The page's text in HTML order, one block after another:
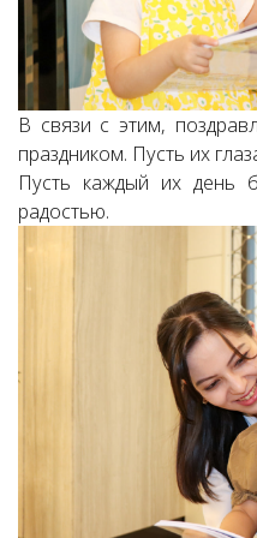
В связи с этим,
праздником. Пусть их
Пусть каждый их день
радостью.